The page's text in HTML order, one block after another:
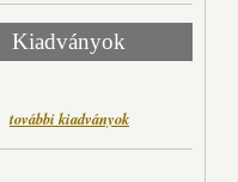
Kiadványok
további kiadványok